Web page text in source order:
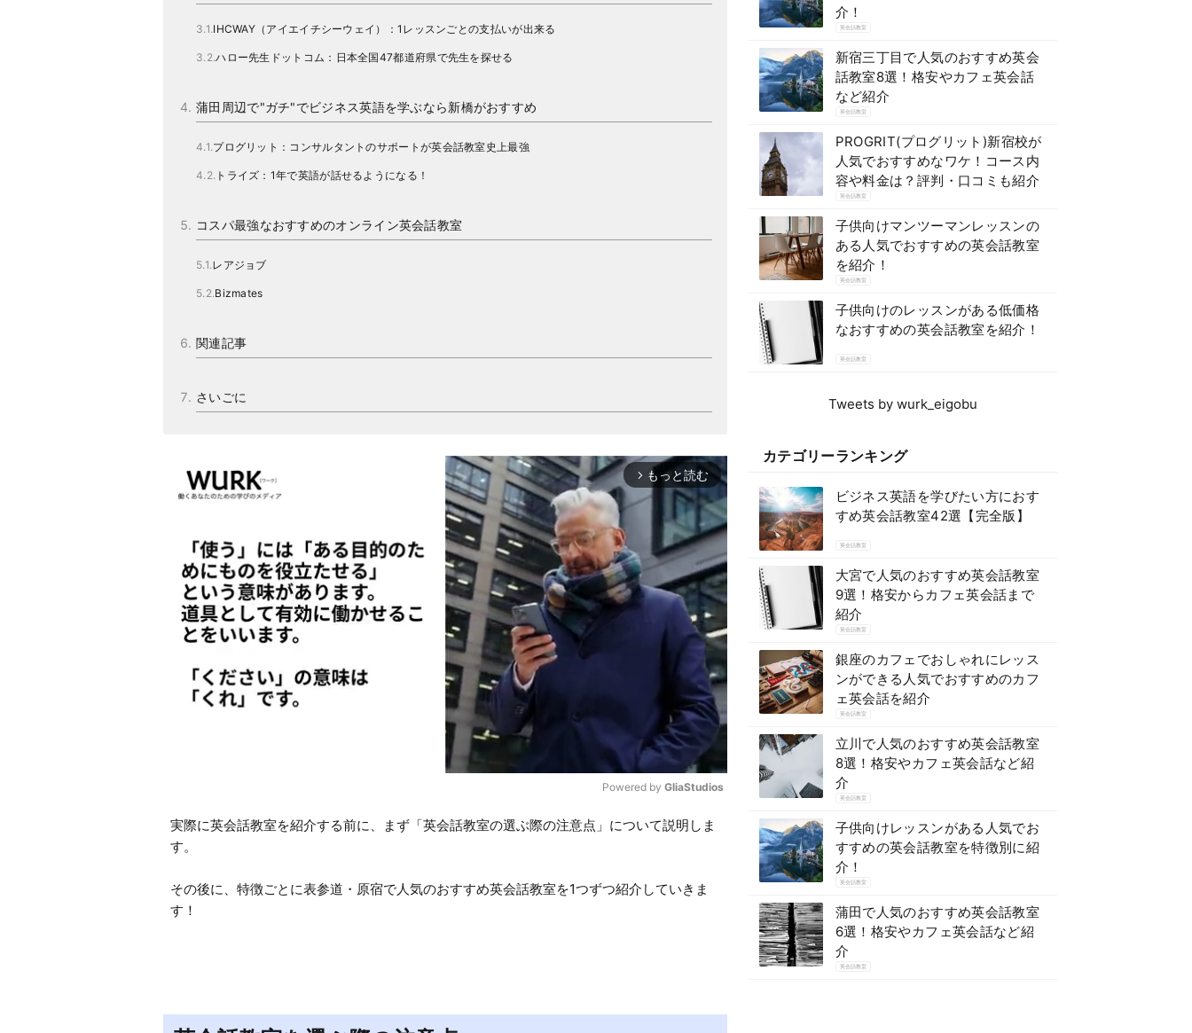
IHCWAY（アイエイチシーウェイ）：1レッスンごとの支払いが出来る
ハロー先生ドットコム：日本全国47都道府県で先生を探せる
蒲田周辺で"ガチ"でビジネス英語を学ぶなら新橋がおすすめ
プログリット：コンサルタントのサポートが英会話教室史上最強
トライズ：1年で英語が話せるようになる！
コスパ最強なおすすめのオンライン英会話教室
レアジョブ
Bizmates
関連記事
さいごに
arrow_forward_ios もっと読む
t
Powered by GliaStudios
実際に英会話教室を紹介する前に、まず「英会話教室の選ぶ際の注意点」について説明しま
す。
その後に、特徴ごとに表参道・原宿で人気のおすすめ英会話教室を1つずつ紹介していきま
す！
介！
英会話教室
新宿三丁目で人気のおすすめ英会
話教室8選！格安やカフェ英会話
など紹介
英会話教室
PROGRIT(プログリット)新宿校が
人気でおすすめなワケ！コース内
容や料金は？評判・口コミも紹介
英会話教室
子供向けマンツーマンレッスンの
ある人気でおすすめの英会話教室
を紹介！
英会話教室
子供向けのレッスンがある低価格
なおすすめの英会話教室を紹介！
英会話教室
Tweets by wurk_eigobu
カテゴリーランキング
ビジネス英語を学びたい方におす
すめ英会話教室42選【完全版】
英会話教室
大宮で人気のおすすめ英会話教室
9選！格安からカフェ英会話まで
紹介
英会話教室
銀座のカフェでおしゃれにレッス
ンができる人気でおすすめのカフ
ェ英会話を紹介
英会話教室
立川で人気のおすすめ英会話教室
8選！格安やカフェ英会話など紹
介
英会話教室
子供向けレッスンがある人気でお
すすめの英会話教室を特徴別に紹
介！
英会話教室
蒲田で人気のおすすめ英会話教室
6選！格安やカフェ英会話など紹
介
英会話教室